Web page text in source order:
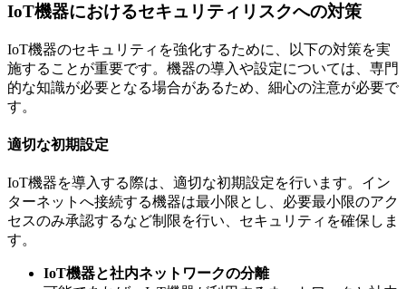
IoT機器におけるセキュリティリスクへの対策
IoT機器のセキュリティを強化するために、以下の対策を実
施することが重要です。機器の導入や設定については、専門
的な知識が必要となる場合があるため、細心の注意が必要で
す。
適切な初期設定
IoT機器を導入する際は、適切な初期設定を行います。イン
ターネットへ接続する機器は最小限とし、必要最小限のアク
セスのみ承認するなど制限を行い、セキュリティを確保しま
す。
IoT機器と社内ネットワークの分離